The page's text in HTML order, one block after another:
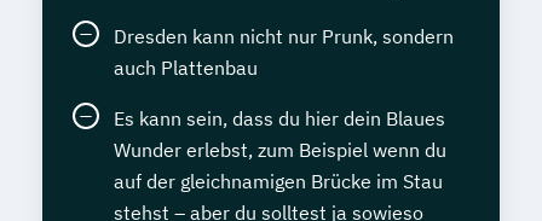
Dresden kann nicht nur Prunk, sondern
auch Plattenbau
Es kann sein, dass du hier dein Blaues
Wunder erlebst, zum Beispiel wenn du
auf der gleichnamigen Brücke im Stau
stehst – aber du solltest ja sowieso